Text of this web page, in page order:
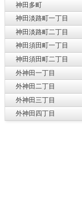
神田多町
神田淡路町一丁目
神田淡路町二丁目
神田須田町一丁目
神田須田町二丁目
外神田一丁目
外神田二丁目
外神田三丁目
外神田四丁目